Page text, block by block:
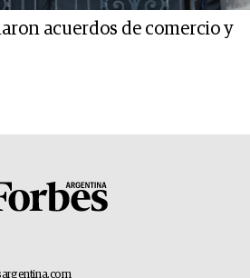
acuerdos de comercio y